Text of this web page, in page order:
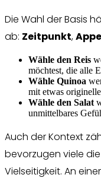
Die Wahl der Basis
ab: Zeitpunkt,
Wähle den Reis
möchtest, die alle
Wähle Quinoa
mit etwas
Wähle den Salat
unmittelbares
Auch der Kontext
bevorzugen viele die
Vielseitigkeit. An